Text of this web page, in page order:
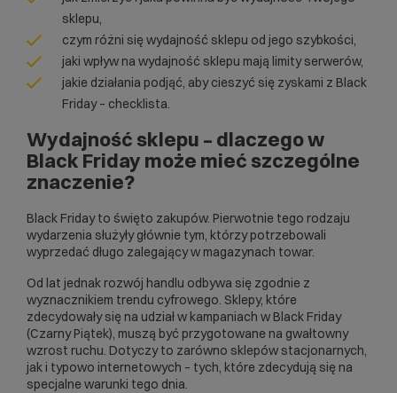
sklepu,
czym różni się wydajność sklepu od jego szybkości,
jaki wpływ na wydajność sklepu mają limity serwerów,
jakie działania podjąć, aby cieszyć się zyskami z Black
Friday – checklista.
Wydajność sklepu – dlaczego w
Black Friday może mieć szczególne
znaczenie?
Black Friday to święto zakupów. Pierwotnie tego rodzaju
wydarzenia służyły głównie tym, którzy potrzebowali
wyprzedać długo zalegający w magazynach towar.
Od lat jednak rozwój handlu odbywa się zgodnie z
wyznacznikiem trendu cyfrowego. Sklepy, które
zdecydowały się na udział w kampaniach w Black Friday
(Czarny Piątek), muszą być przygotowane na gwałtowny
wzrost ruchu. Dotyczy to zarówno sklepów stacjonarnych,
jak i typowo internetowych – tych, które zdecydują się na
specjalne warunki tego dnia.